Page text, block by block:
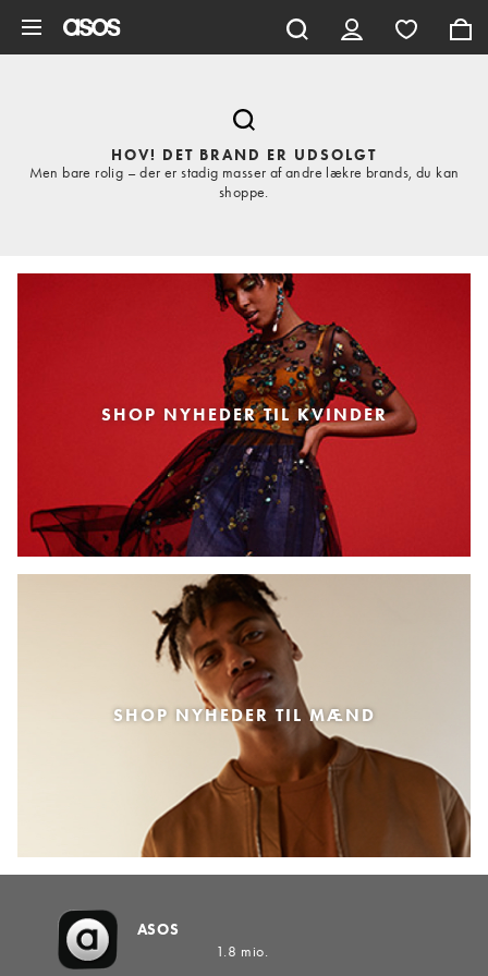
HOV! DET BRAND ER UDSOLGT
Men bare rolig – der er stadig masser af andre lækre brands, du kan
shoppe.
SHOP NYHEDER TIL KVINDER
SHOP NYHEDER TIL MÆND
ASOS
1.8 mio.